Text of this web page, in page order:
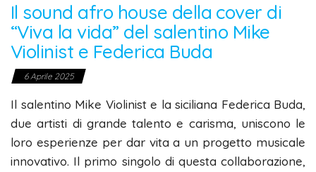
Il sound afro house della cover di
“Viva la vida” del salentino Mike
Violinist e Federica Buda
6 Aprile 2025
Il salentino Mike Violinist e la siciliana Federica Buda,
due artisti di grande talento e carisma, uniscono le
loro esperienze per dar vita a un progetto musicale
innovativo. Il primo singolo di questa collaborazione,